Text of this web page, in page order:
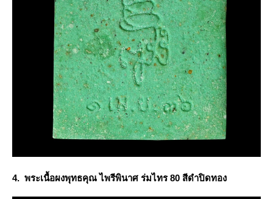
4. พระเนื้อผงพุทธคุณ ไพรีพินาศ ร่มไทร 80 สีดำปิดทอง